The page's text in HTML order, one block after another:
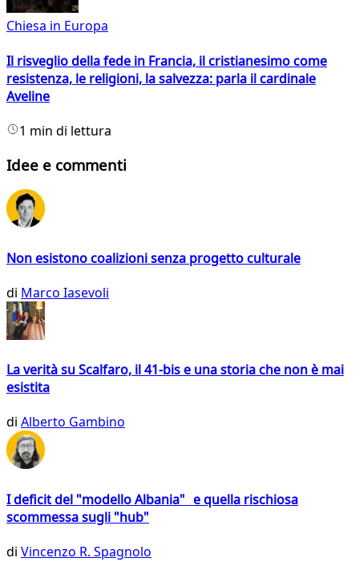
Chiesa in Europa
Il risveglio della fede in Francia, il cristianesimo come
resistenza, le religioni, la salvezza: parla il cardinale
Aveline
1 min di lettura
Idee e commenti
Non esistono coalizioni senza progetto culturale
di Marco Iasevoli
La verità su Scalfaro, il 41-bis e una storia che non è mai
esistita
di Alberto Gambino
I deficit del "modello Albania" e quella rischiosa
scommessa sugli "hub"
di Vincenzo R. Spagnolo